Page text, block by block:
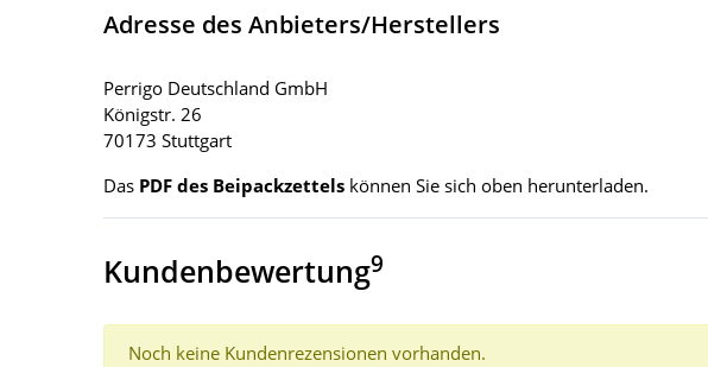
Adresse des Anbieters/Herstellers
Perrigo Deutschland GmbH
Königstr. 26
70173 Stuttgart
Das PDF des Beipackzettels können Sie sich oben herunterladen.
Kundenbewertung9
Noch keine Kundenrezensionen vorhanden.